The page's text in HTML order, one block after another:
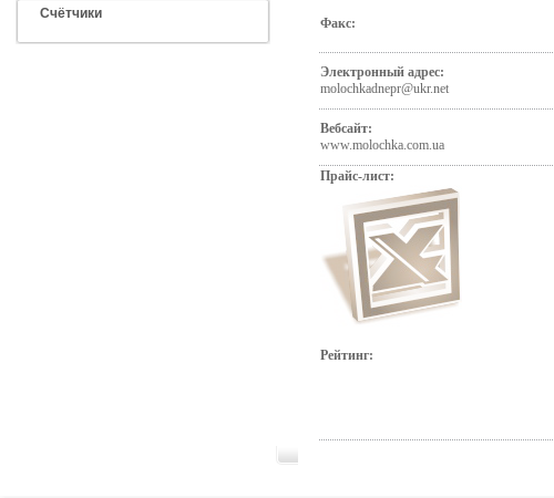
Счётчики
Факс:
Электронный адрес:
molochkadnepr@ukr.net
Вебсайт:
www.molochka.com.ua
Прайс-лист:
Рейтинг: